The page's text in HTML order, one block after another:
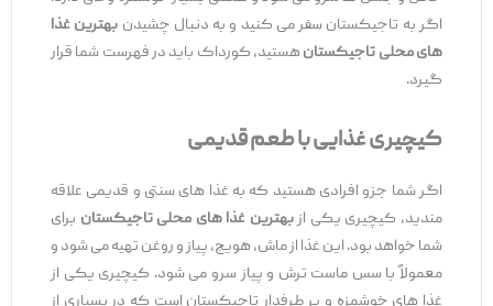
اگر به تاجیکستان سفر می‌ کنید و به دنبال چشیدنبهترین غذا
های محلی تاجیکستانهستید، کورداک باید در فهرست شما قرار
گیرد.
کیچیری غذایی با طعم قدیمی
اگر شما جزو افرادی هستید که به غذا های سنتی و قدیمی علاقه
‌مندید، کیچیری یکی از بهترین غذا های محلی تاجیکستانبرای
شما خواهد بود. این غذا از ماش، هویج، پیاز و روغن تهیه می ‌شود و
معمولاً با سس ماست ترش و پیاز سرو می ‌شود. کیچیری یکی از